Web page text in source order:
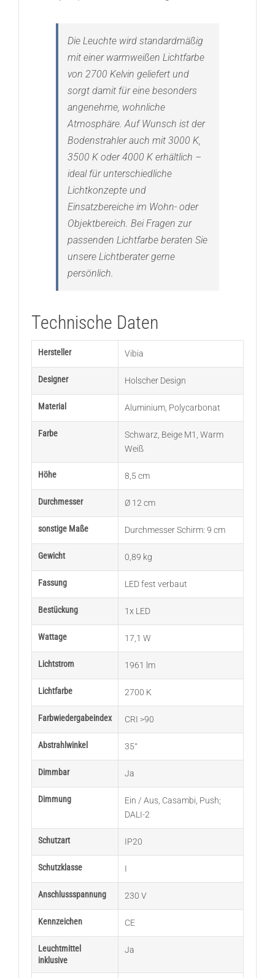
Die Leuchte wird standardmäßig
mit einer warmweißen Lichtfarbe
von 2700 Kelvin geliefert und
sorgt damit für eine besonders
angenehme, wohnliche
Atmosphäre. Auf Wunsch ist der
Bodenstrahler auch mit 3000 K,
3500 K oder 4000 K erhältlich –
ideal für unterschiedliche
Lichtkonzepte und
Einsatzbereiche im Wohn- oder
Objektbereich. Bei Fragen zur
passenden Lichtfarbe beraten Sie
unsere Lichtberater gerne
persönlich.
Technische Daten
Hersteller Vibia
Designer Holscher Design
Material Aluminium, Polycarbonat
Farbe Schwarz Beige M1 Warm
Weiß
Höhe 8,5 cm
Durchmesser Ø 12 cm
sonstige Maße Durchmesser Schirm: 9 cm
Gewicht 0,89 kg
Fassung LED fest verbaut
Bestückung 1x LED
Wattage 17,1 W
Lichtstrom 1961 lm
Lichtfarbe 2700 K
Farbwiedergabeindex CRI >90
Abstrahlwinkel 35°
Dimmbar Ja
Dimmung Ein / Aus, Casambi Push;
DALI-2
Schutzart IP20
Schutzklasse I
Anschlussspannung 230 V
Kennzeichen CE
Leuchtmittel
inklusive
Ja